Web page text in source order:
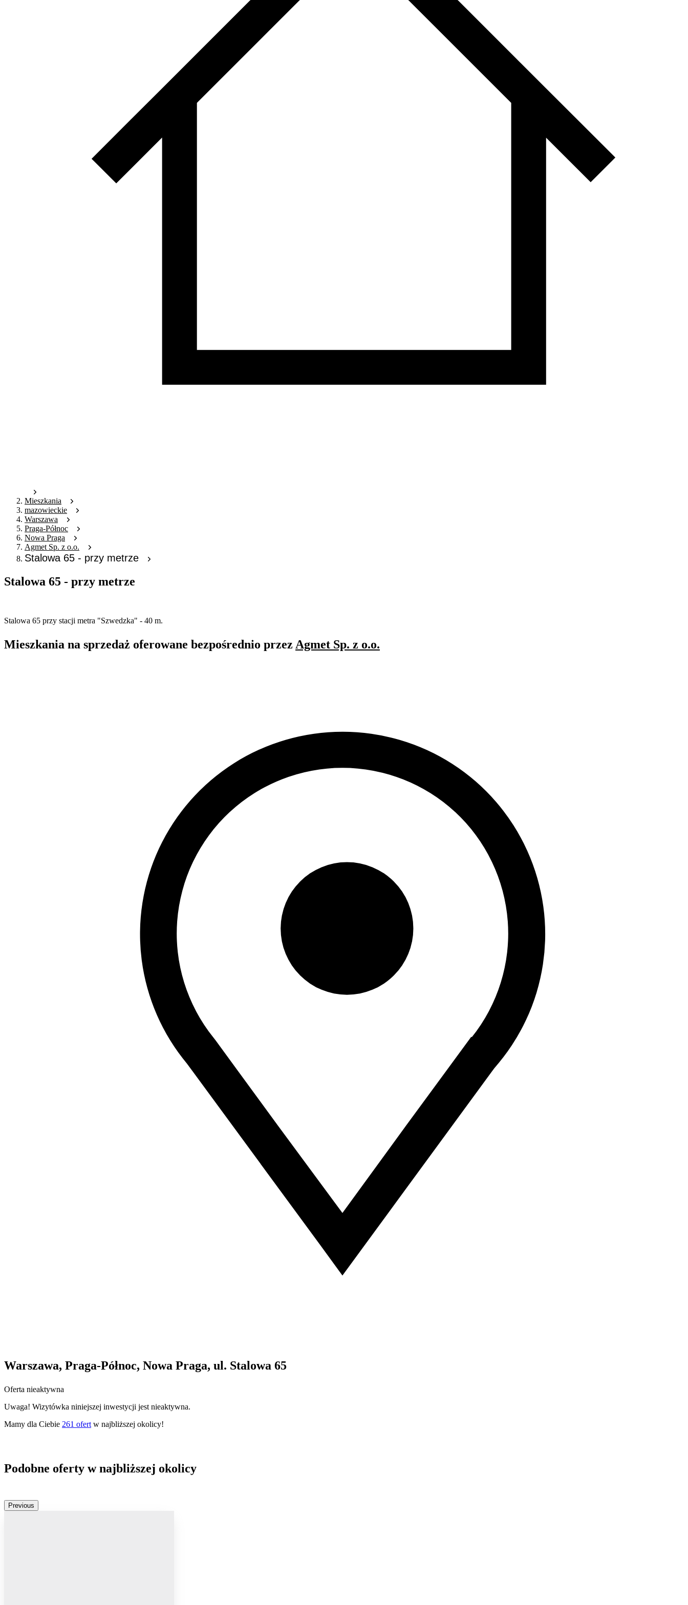
Mieszkania
mazowieckie
Warszawa
Praga-Północ
Nowa Praga
Agmet Sp. z o.o.
Stalowa 65 - przy metrze
Stalowa 65 - przy metrze
Stalowa 65 przy stacji metra "Szwedzka" - 40 m.
Mieszkania na sprzedaż oferowane bezpośrednio przez Agmet Sp. z o.o.
Warszawa, Praga-Północ, Nowa Praga, ul. Stalowa 65
Oferta nieaktywna
Uwaga! Wizytówka niniejszej inwestycji jest nieaktywna.
Mamy dla Ciebie 261 ofert w najbliższej okolicy!
Podobne oferty w najbliższej okolicy
Previous